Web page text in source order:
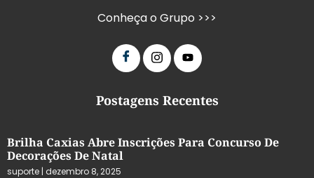
Conheça o Grupo >>>
Postagens Recentes
Brilha Caxias Abre Inscrições Para Concurso De
Decorações De Natal
suporte dezembro 8, 2025